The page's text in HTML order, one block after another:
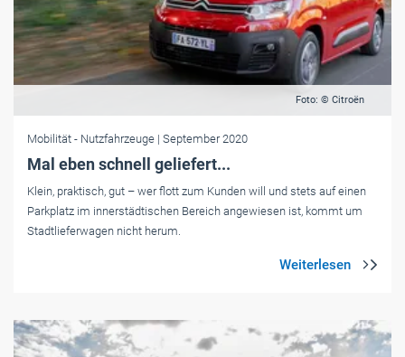
Foto: © Citroën
Mobilität - Nutzfahrzeuge | September 2020
Mal eben schnell geliefert...
Klein, praktisch, gut – wer flott zum Kunden will und stets auf einen
Parkplatz im innerstädtischen Bereich angewiesen ist, kommt um
Stadtlieferwagen nicht herum.